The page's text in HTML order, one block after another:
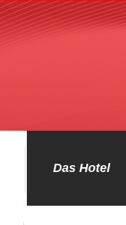
Das Hotel